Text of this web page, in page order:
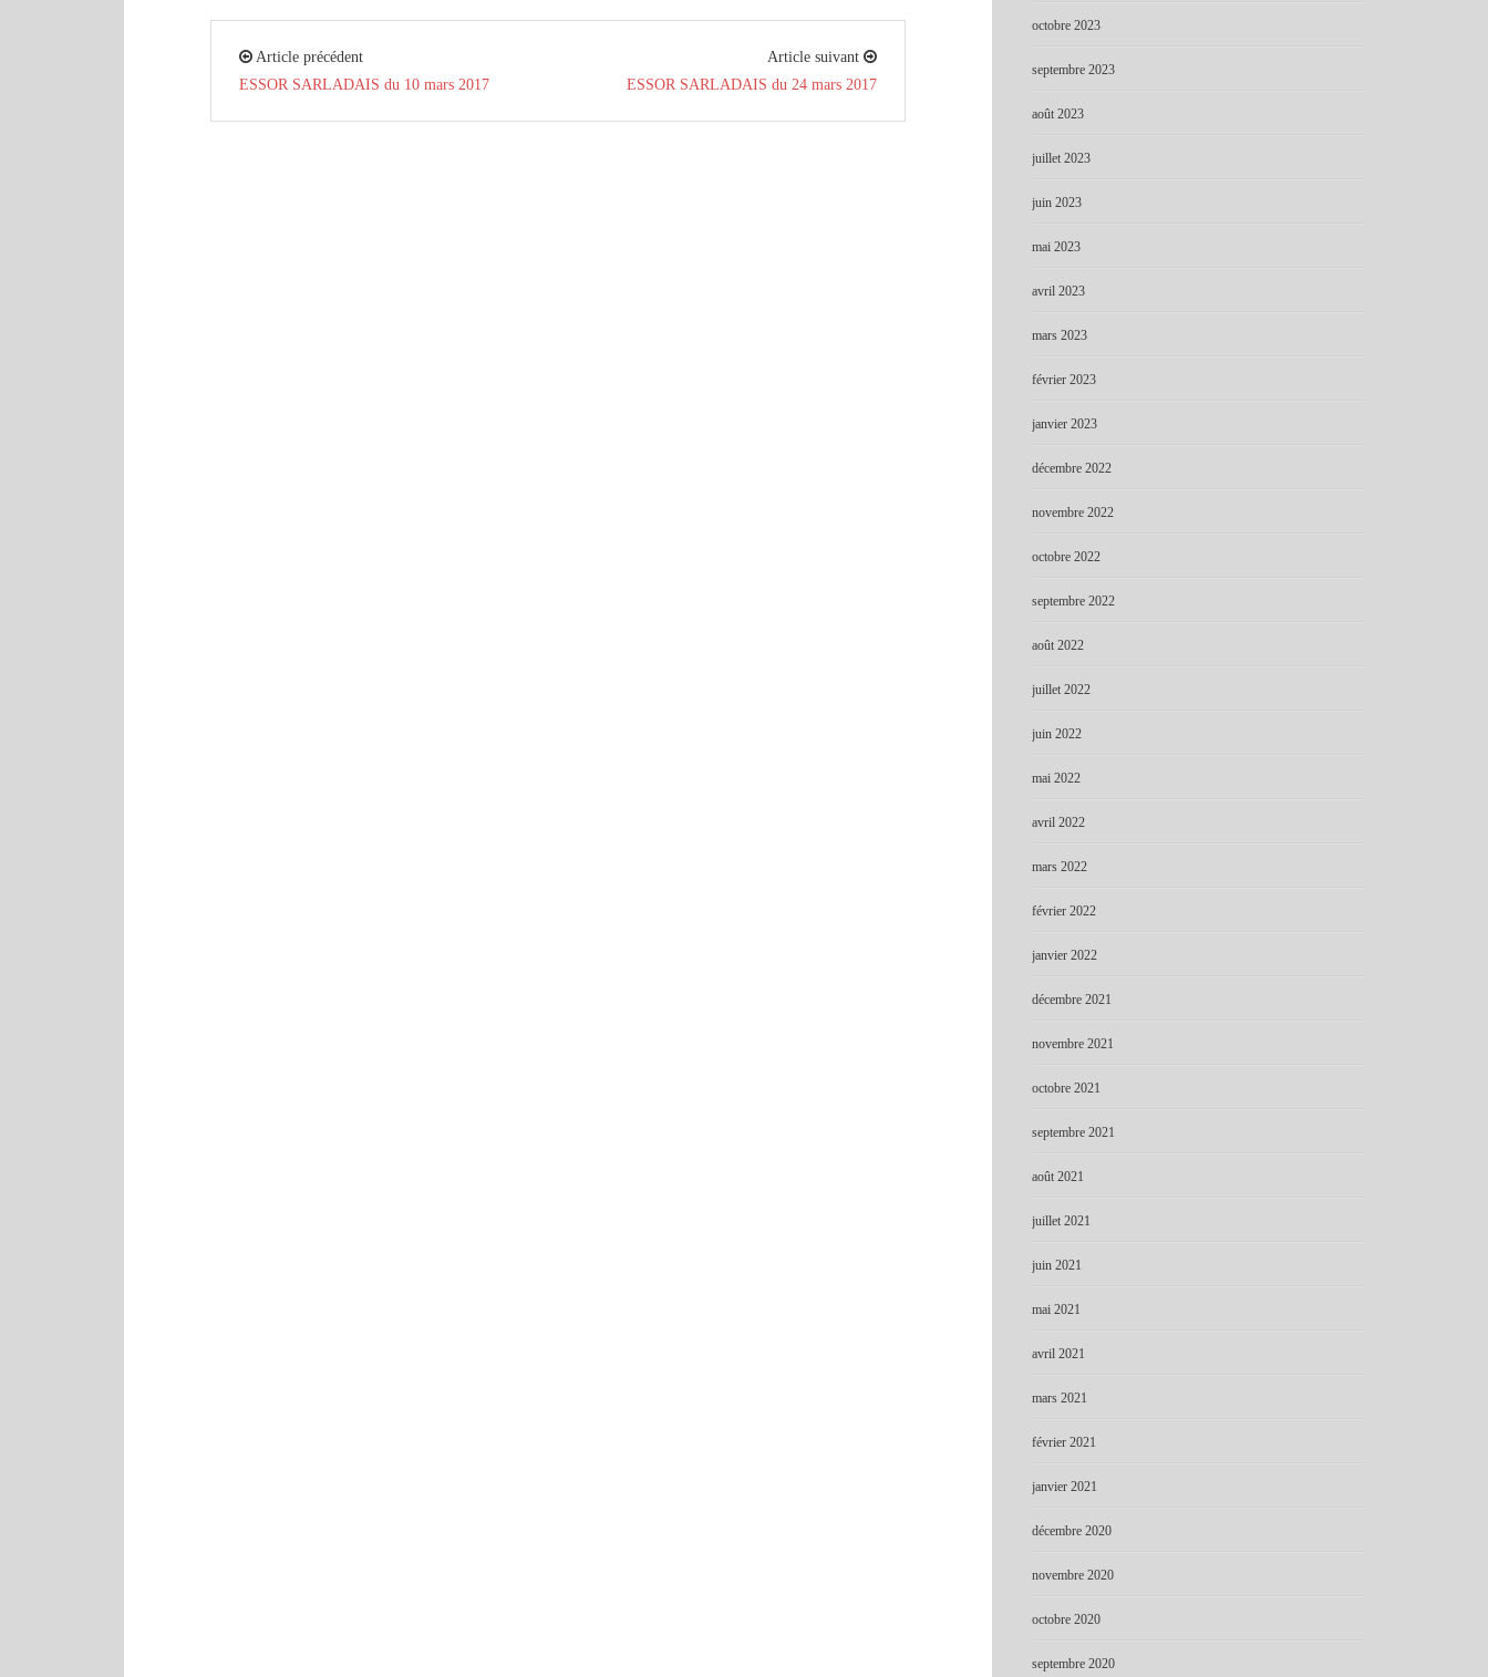
Article précédent
ESSOR SARLADAIS du 10 mars 2017
Article suivant
ESSOR SARLADAIS du 24 mars 2017
octobre 2023
septembre 2023
août 2023
juillet 2023
juin 2023
mai 2023
avril 2023
mars 2023
février 2023
janvier 2023
décembre 2022
novembre 2022
octobre 2022
septembre 2022
août 2022
juillet 2022
juin 2022
mai 2022
avril 2022
mars 2022
février 2022
janvier 2022
décembre 2021
novembre 2021
octobre 2021
septembre 2021
août 2021
juillet 2021
juin 2021
mai 2021
avril 2021
mars 2021
février 2021
janvier 2021
décembre 2020
novembre 2020
octobre 2020
septembre 2020